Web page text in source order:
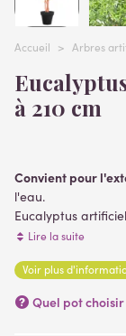
Accueil > Arbres
Eucalyptus plast artificiel arbre 150
à 210 cm
Convient pour
l'eau.
Eucalyptus
- une hauteur
- une hauteur
- une hauteur sous
Lire la suite
Voir plus
Quel pot